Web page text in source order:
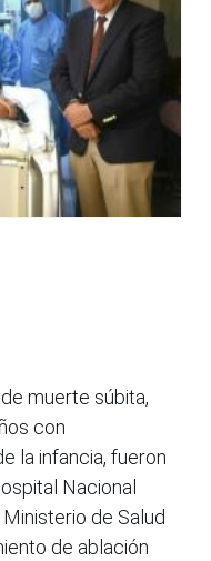
muerte súbita,
con
la infancia, fueron
Nacional
de Salud
de ablación